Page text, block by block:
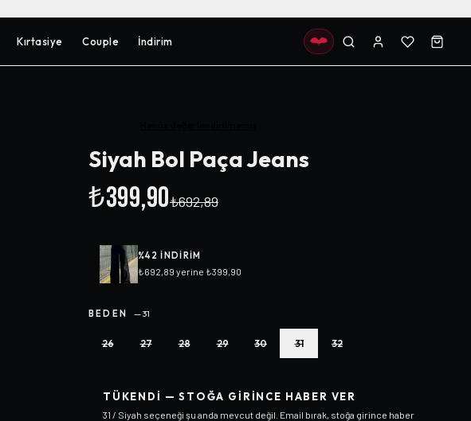
Kırtasiye Couple İndirim
Siyah Bol Paça Jeans
₺399,90₺692,89
%42 INDIRIM
₺692,89 yerine ₺399,90
BEDEN —31
26 27 28 29 30 31 32
TÜKENDI — STOĞA GIRINCE HABER VER
31 / Siyah seçeneği şu anda mevcut değil. Email bırak, stoğa girince haber